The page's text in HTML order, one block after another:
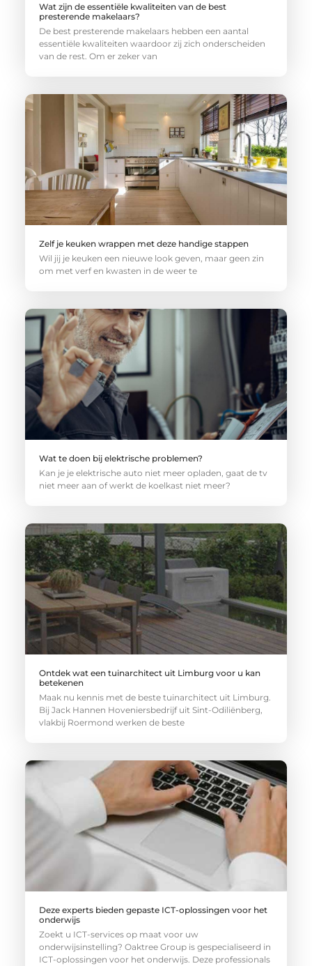
Wat zijn de essentiële kwaliteiten van de best
presterende makelaars?
De best presterende makelaars hebben een aantal
essentiële kwaliteiten waardoor zij zich onderscheiden
van de rest. Om er zeker van
Zelf je keuken wrappen met deze handige stappen
Wil jij je keuken een nieuwe look geven, maar geen zin
om met verf en kwasten in de weer te
Wat te doen bij elektrische problemen?
Kan je je elektrische auto niet meer opladen, gaat de tv
niet meer aan of werkt de koelkast niet meer?
Ontdek wat een tuinarchitect uit Limburg voor u kan
betekenen
Maak nu kennis met de beste tuinarchitect uit Limburg.
Bij Jack Hannen Hoveniersbedrijf uit Sint-Odiliënberg,
vlakbij Roermond werken de beste
Deze experts bieden gepaste ICT-oplossingen voor het
onderwijs
Zoekt u ICT-services op maat voor uw
onderwijsinstelling? Oaktree Group is gespecialiseerd in
ICT-oplossingen voor het onderwijs. Deze professionals